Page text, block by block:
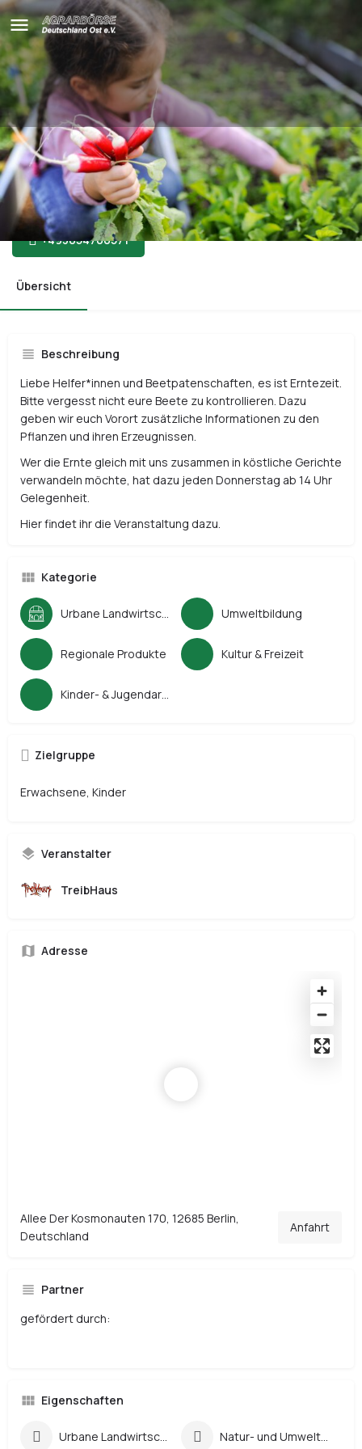
Erntezeit
Anmelden: treibhaus@agrar-boerse-ev.de
+493054700571
Übersicht
Beschreibung
Liebe Helfer*innen und Beetpatenschaften, es ist Erntezeit.
Bitte vergesst nicht eure Beete zu kontrollieren. Dazu
geben wir euch Vorort zusätzliche Informationen zu den
Pflanzen und ihren Erzeugnissen.
Wer die Ernte gleich mit uns zusammen in köstliche Gerichte
verwandeln möchte, hat dazu jeden Donnerstag ab 14 Uhr
Gelegenheit.
Hier findet ihr die Veranstaltung dazu.
Kategorie
Umweltbildung
Regionale Produkte Kultur & Freizeit
Zielgruppe
Erwachsene, Kinder
Veranstalter
TreibHaus
Adresse
Allee Der Kosmonauten 170, 12685 Berlin,
Deutschland
Anfahrt
Partner
gefördert durch:
Eigenschaften